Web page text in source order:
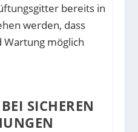
bereits in
werden, dass
Wartung möglich
SICHEREN